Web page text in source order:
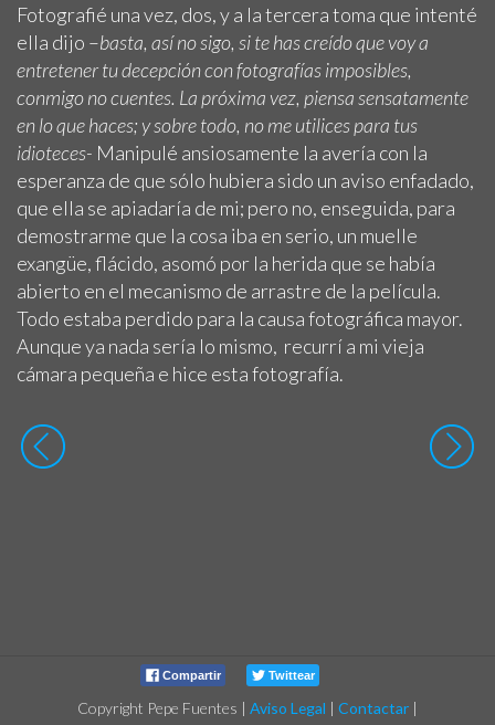
Fotografié una vez, dos, y a la tercera toma que intenté
ella dijo –basta, así no sigo, si te has creído que voy a
entretener tu decepción con fotografías imposibles,
conmigo no cuentes. La próxima vez, piensa sensatamente
en lo que haces; y sobre todo, no me utilices para tus
idioteces- Manipulé ansiosamente la avería con la
esperanza de que sólo hubiera sido un aviso enfadado,
que ella se apiadaría de mi; pero no, enseguida, para
demostrarme que la cosa iba en serio, un muelle
exangüe, flácido, asomó por la herida que se había
abierto en el mecanismo de arrastre de la película.
Todo estaba perdido para la causa fotográfica mayor.
Aunque ya nada sería lo mismo, recurrí a mi vieja
cámara pequeña e hice esta fotografía.
Compartir Twittear
Copyright Pepe Fuentes | Aviso Legal | Contactar |